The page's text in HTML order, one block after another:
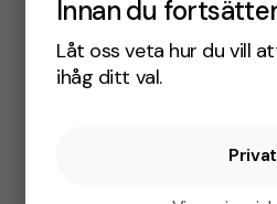
Innan du
Låt oss veta hur du vill
ihåg ditt val.
Privat